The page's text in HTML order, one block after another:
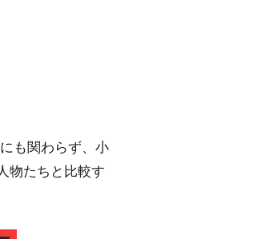
も関わらず、小
物たちと比較す